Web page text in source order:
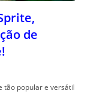
de
tão popular e versátil